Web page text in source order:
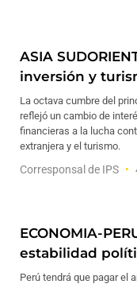
ASIA
inversión y
La octava cumbre del
reflejó un cambio de
financieras a la lucha
extranjera y el turismo.
Corresponsal de IPS
ECONOMIA-
estabilidad
Perú tendrá que pagar el